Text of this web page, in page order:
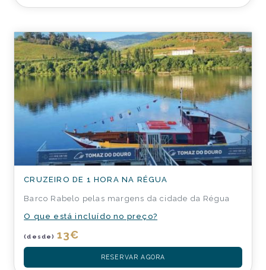
CRUZEIRO DE 1 HORA NA RÉGUA
Barco Rabelo pelas margens da cidade da Régua
O que está incluído no preço?
(desde) 13€
RESERVAR AGORA